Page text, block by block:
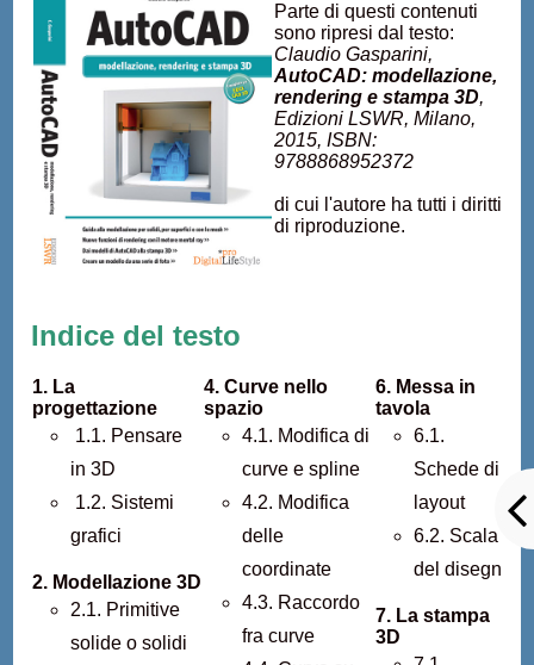
Parte di questi contenuti
sono ripresi dal testo:
Claudio Gasparini,
AutoCAD: modellazione,
rendering e stampa 3D,
Edizioni LSWR, Milano,
2015, ISBN:
9788868952372
di cui l'autore ha tutti i diritti
di riproduzione.
Indice del testo
1. La
progettazione
1.1. Pensare
in 3D
1.2. Sistemi
grafici
2. Modellazione 3D
2.1. Primitive
solide o solidi
4. Curve nello
spazio
4.1. Modifica di
curve e spline
4.2. Modifica
delle
coordinate
4.3. Raccordo
fra curve
6. Messa in
tavola
6.1.
Schede di
layout
6.2. Scala
del disegn
7. La stampa
3D